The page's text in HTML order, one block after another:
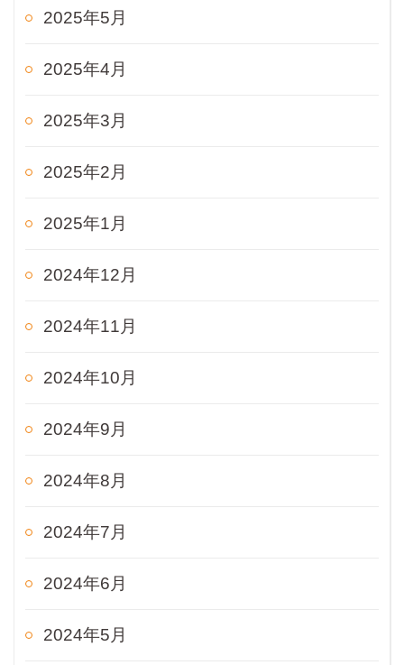
2025年5月
2025年4月
2025年3月
2025年2月
2025年1月
2024年12月
2024年11月
2024年10月
2024年9月
2024年8月
2024年7月
2024年6月
2024年5月